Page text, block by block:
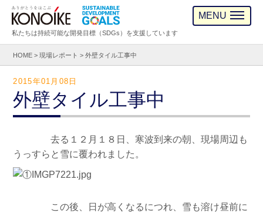
私たちは持続可能な開発目標（SDGs）を支援しています
MENU
HOME >現場レポート >外壁タイル工事中
2015年01月08日
外壁タイル工事中
去る１２月１８日、寒波到来の朝、現場周辺も
うっすらと雪に覆われました。
この後、日が高くなるにつれ、雪も溶け昼前に